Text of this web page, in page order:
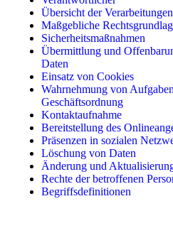
Übersicht der Verarbeitungen
Maßgebliche
Sicherheitsmaßnahmen
Übermittlung und
Daten
Einsatz von Cookies
Wahrnehmung von
Geschäftsordnung
Kontaktaufnahme
Bereitstellung des
Präsenzen in sozialen
Löschung von Daten
Änderung und
Rechte der betroffenen
Begriffsdefinitionen